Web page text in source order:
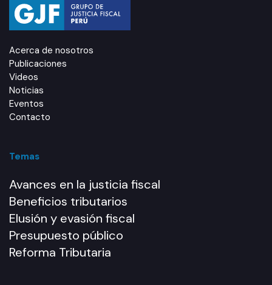
Acerca de nosotros
Publicaciones
Videos
Noticias
Eventos
Contacto
Temas
Avances en la justicia fiscal
Beneficios tributarios
Elusión y evasión fiscal
Presupuesto público
Reforma Tributaria